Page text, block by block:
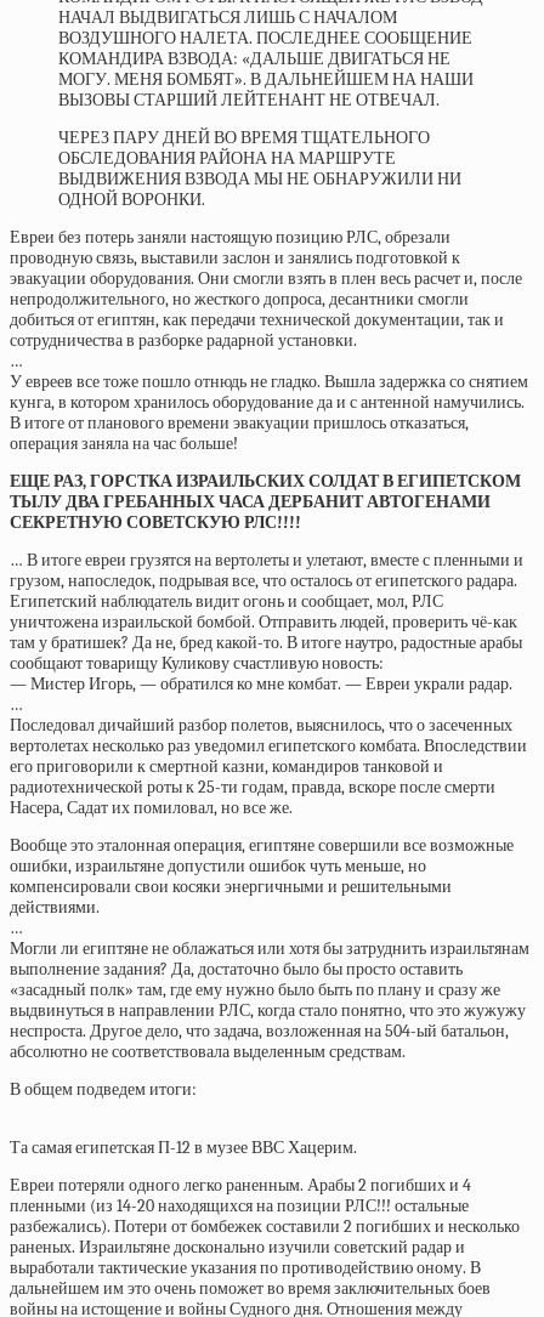
НАЧАЛ ВЫДВИГАТЬСЯ ЛИШЬ С НАЧАЛОМ
ВОЗДУШНОГО НАЛЕТА. ПОСЛЕДНЕЕ СООБЩЕНИЕ
КОМАНДИРА ВЗВОДА: «ДАЛЬШЕ ДВИГАТЬСЯ НЕ
МОГУ. МЕНЯ БОМБЯТ». В ДАЛЬНЕЙШЕМ НА НАШИ
ВЫЗОВЫ СТАРШИЙ ЛЕЙТЕНАНТ НЕ ОТВЕЧАЛ.
ЧЕРЕЗ ПАРУ ДНЕЙ ВО ВРЕМЯ ТЩАТЕЛЬНОГО
ОБСЛЕДОВАНИЯ РАЙОНА НА МАРШРУТЕ
ВЫДВИЖЕНИЯ ВЗВОДА МЫ НЕ ОБНАРУЖИЛИ НИ
ОДНОЙ ВОРОНКИ.
Евреи без потерь заняли настоящую позицию РЛС, обрезали
проводную связь, выставили заслон и занялись подготовкой к
эвакуации оборудования. Они смогли взять в плен весь расчет и, после
непродолжительного, но жесткого допроса, десантники смогли
добиться от египтян, как передачи технической документации, так и
сотрудничества в разборке радарной установки.
…
У евреев все тоже пошло отнюдь не гладко. Вышла задержка со снятием
кунга, в котором хранилось оборудование да и с антенной намучились.
В итоге от планового времени эвакуации пришлось отказаться,
операция заняла на час больше!
ЕЩЕ РАЗ, ГОРСТКА ИЗРАИЛЬСКИХ СОЛДАТ В ЕГИПЕТСКОМ
ТЫЛУ ДВА ГРЕБАННЫХ ЧАСА ДЕРБАНИТ АВТОГЕНАМИ
СЕКРЕТНУЮ СОВЕТСКУЮ РЛС!!!!
… В итоге евреи грузятся на вертолеты и улетают, вместе с пленными и
грузом, напоследок, подрывая все, что осталось от египетского радара.
Египетский наблюдатель видит огонь и сообщает, мол, РЛС
уничтожена израильской бомбой. Отправить людей, проверить чё-как
там у братишек? Да не, бред какой-то. В итоге наутро, радостные арабы
сообщают товарищу Куликову счастливую новость:
— Мистер Игорь, — обратился ко мне комбат. — Евреи украли радар.
…
Последовал дичайший разбор полетов, выяснилось, что о засеченных
вертолетах несколько раз уведомил египетского комбата. Впоследствии
его приговорили к смертной казни, командиров танковой и
радиотехнической роты к 25-ти годам, правда, вскоре после смерти
Насера, Садат их помиловал, но все же.
Вообще это эталонная операция, египтяне совершили все возможные
ошибки, израильтяне допустили ошибок чуть меньше, но
компенсировали свои косяки энергичными и решительными
действиями.
…
Могли ли египтяне не облажаться или хотя бы затруднить израильтянам
выполнение задания? Да, достаточно было бы просто оставить
«засадный полк» там, где ему нужно было быть по плану и сразу же
выдвинуться в направлении РЛС, когда стало понятно, что это жужужу
неспроста. Другое дело, что задача, возложенная на 504-ый батальон,
абсолютно не соответствовала выделенным средствам.
В общем подведем итоги:
Та самая египетская П-12 в музее ВВС Хацерим.
Евреи потеряли одного легко раненным. Арабы 2 погибших и 4
пленными (из 14-20 находящихся на позиции РЛС!!! остальные
разбежались). Потери от бомбежек составили 2 погибших и несколько
раненых. Израильтяне досконально изучили советский радар и
выработали тактические указания по противодействию оному. В
дальнейшем им это очень поможет во время заключительных боев
войны на истощение и войны Судного дня. Отношения между